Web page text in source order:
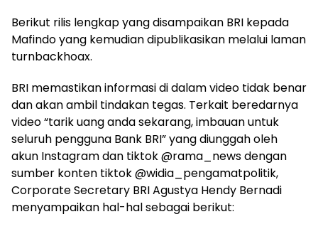
Berikut rilis lengkap yang disampaikan BRI kepada
Mafindo yang kemudian dipublikasikan melalui laman
turnbackhoax.
BRI memastikan informasi di dalam video tidak benar
dan akan ambil tindakan tegas. Terkait beredarnya
video “tarik uang anda sekarang, imbauan untuk
seluruh pengguna Bank BRI” yang diunggah oleh
akun Instagram dan tiktok @rama_news dengan
sumber konten tiktok @widia_pengamatpolitik,
Corporate Secretary BRI Agustya Hendy Bernadi
menyampaikan hal-hal sebagai berikut: